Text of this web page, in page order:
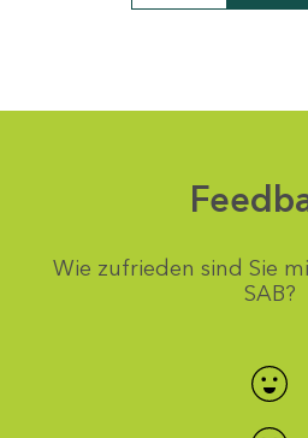
Wie zufrieden sind Sie
SAB?